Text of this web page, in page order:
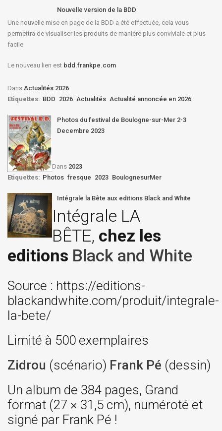
Nouvelle version de la BDD
Une nouvelle mise en page de la BDD a été effectuée, cela vous
permettra de visualiser les produits de manière plus conviviale et plus
facile
Le nouveau lien est bdd.frankpe.com
Dans Actualités 2026
Etiquettes: BDD 2026 Actualités Actualité annoncée en 2026
Photos du festival de Boulogne-sur-Mer 2-3
Decembre 2023
Dans 2023
Etiquettes: Photos fresque 2023 BoulognesurMer
Intégrale la Bête aux editions Black and White
Intégrale LA
BÊTE, chez les
editions Black and White
Source : https://editions-
blackandwhite.com/produit/integrale-
la-bete/
Limité à 500 exemplaires
Zidrou (scénario) Frank Pé (dessin)
Un album de 384 pages, Grand
format (27 × 31,5 cm), numéroté et
signé par Frank Pé !